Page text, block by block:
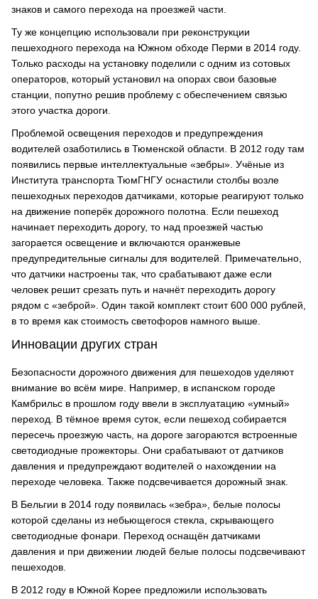
знаков и самого перехода на проезжей части.
Ту же концепцию использовали при реконструкции
пешеходного перехода на Южном обходе Перми в 2014 году.
Только расходы на установку поделили с одним из сотовых
операторов, который установил на опорах свои базовые
станции, попутно решив проблему с обеспечением связью
этого участка дороги.
Проблемой освещения переходов и предупреждения
водителей озаботились в Тюменской области. В 2012 году там
появились первые интеллектуальные «зебры». Учёные из
Института транспорта ТюмГНГУ оснастили столбы возле
пешеходных переходов датчиками, которые реагируют только
на движение поперёк дорожного полотна. Если пешеход
начинает переходить дорогу, то над проезжей частью
загорается освещение и включаются оранжевые
предупредительные сигналы для водителей. Примечательно,
что датчики настроены так, что срабатывают даже если
человек решит срезать путь и начнёт переходить дорогу
рядом с «зеброй». Один такой комплект стоит 600 000 рублей,
в то время как стоимость светофоров намного выше.
Инновации других стран
Безопасности дорожного движения для пешеходов уделяют
внимание во всём мире. Например, в испанском городе
Камбрильс в прошлом году ввели в эксплуатацию «умный»
переход. В тёмное время суток, если пешеход собирается
пересечь проезжую часть, на дороге загораются встроенные
светодиодные прожекторы. Они срабатывают от датчиков
давления и предупреждают водителей о нахождении на
переходе человека. Также подсвечивается дорожный знак.
В Бельгии в 2014 году появилась «зебра», белые полосы
которой сделаны из небьющегося стекла, скрывающего
светодиодные фонари. Переход оснащён датчиками
давления и при движении людей белые полосы подсвечивают
пешеходов.
В 2012 году в Южной Корее предложили использовать